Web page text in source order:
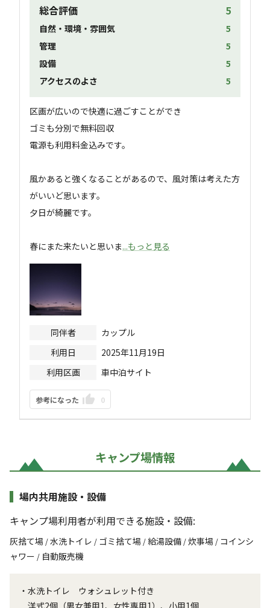
総合評価 5
自然・環境・雰囲気
5
管理
5
設備
5
アクセスのよさ
5
区画が広いので快適に過ごすことができ
ゴミも分別で無料回収
電源も利用料金込みです。
風かあると強くなることがあるので、風対策は考えた方
がいいど思います。
夕日が綺麗です。
春にまた来たいと思いま...もっと見る
同伴者
カップル
利用日
2025年11月19日
利用区画
車中泊サイト
参考になった 0
キャンプ場情報
場内共用施設・設備
キャンプ場利用者が利用できる施設・設備:
灰捨て場 /水洗トイレ / ゴミ捨て場 /給湯設備 /炊事場 / コインシ
ャワー / 自動販売機
・水洗トイレ ウォシュレット付き